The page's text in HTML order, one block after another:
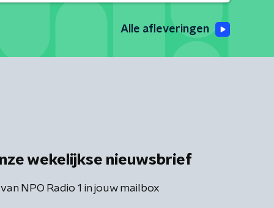
Alle afleveringen
wekelijkse nieuwsbrief
NPO Radio 1 in jouw mailbox